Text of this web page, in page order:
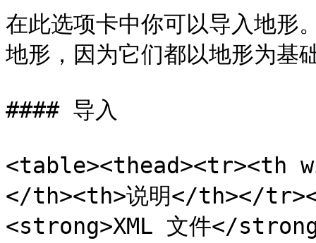
在此选项卡中你可以导入地形
地形，因为它们都以地形为基
#### 导入
<table><thead><tr><th
</th><th>说明</th></
<strong>XML 文件</